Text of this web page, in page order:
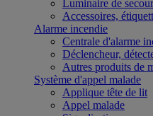
Luminaire de
Accessoires,
Alarme incendie
Centrale d'alarme
Déclencheur,
Autres produits de
Système d'appel malade
Applique tête de lit
Appel malade